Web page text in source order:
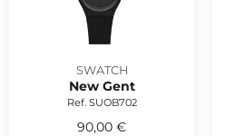
SWATCH
New Gent
Ref. SUOB702
90,00 €